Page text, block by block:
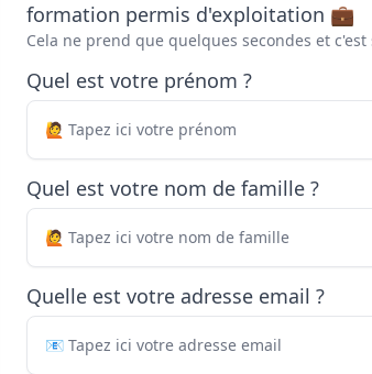
formation permis d'exploitation 💼
Cela ne prend que quelques secondes et
Quel est votre prénom ?
Quel est votre nom de famille ?
Quelle est votre adresse email ?